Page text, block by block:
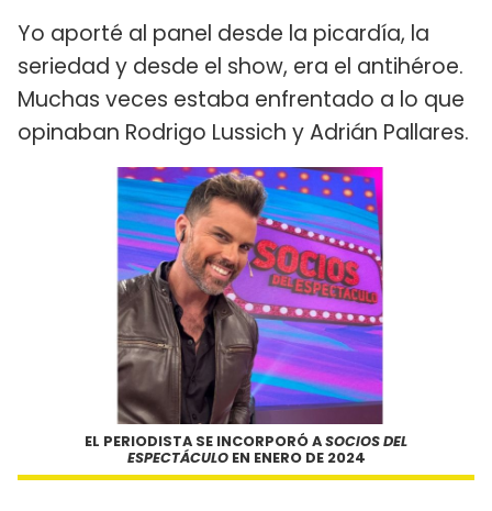
Yo aporté al panel desde la picardía, la
seriedad y desde el show, era el antihéroe.
Muchas veces estaba enfrentado a lo que
opinaban Rodrigo Lussich y Adrián Pallares.
EL PERIODISTA SE INCORPORÓ ASOCIOS DEL
ESPECTÁCULO EN ENERO DE 2024